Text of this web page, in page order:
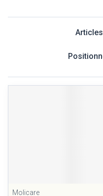
Articles
Trier par:
Molicare